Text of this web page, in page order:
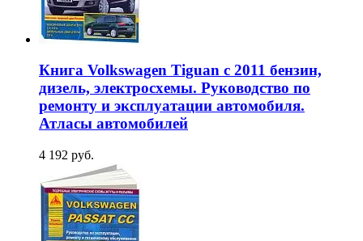
Книга Volkswagen Tiguan c 2011 бензин,
дизель, электросхемы. Руководство по
ремонту и эксплуатации автомобиля.
Атласы автомобилей
4 192 руб.